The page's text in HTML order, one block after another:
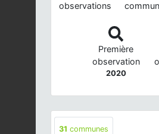
observations
Première
observation
2020
31 communes